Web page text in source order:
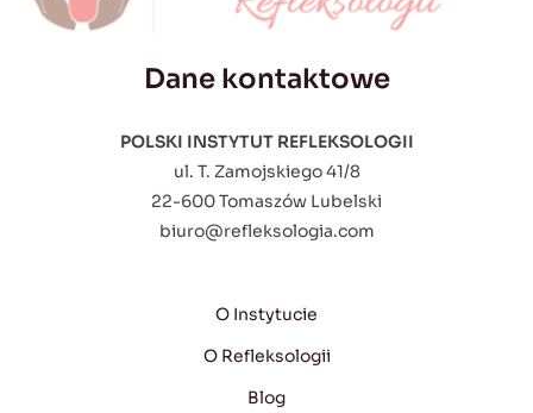
Dane kontaktowe
POLSKI INSTYTUT REFLEKSOLOGII
ul. T. Zamojskiego 41/8
22-600 Tomaszów Lubelski
biuro@refleksologia.com
O Instytucie
O Refleksologii
Blog